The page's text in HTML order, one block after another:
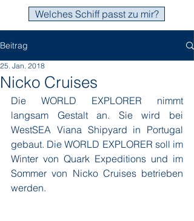
Welches Schiff passt zu mir?
Beitrag
Nicko Cruises
25. Jan. 2018
Die WORLD EXPLORER nimmt
langsam Gestalt an. Sie wird bei
WestSEA Viana Shipyard in Portugal
gebaut. Die WORLD EXPLORER soll im
Winter von Quark Expeditions und im
Sommer von Nicko Cruises betrieben
werden.